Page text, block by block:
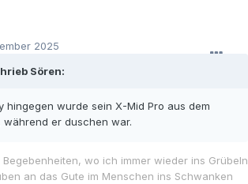
2025
Sören:
hingegen wurde sein X-Mid Pro aus dem
während er duschen war.
Begebenheiten, wo ich immer wieder ins Grübeln
an das Gute im Menschen ins Schwanken